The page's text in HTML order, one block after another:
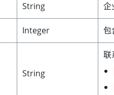
String 企
Integer 包
String
联